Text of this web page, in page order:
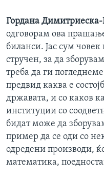
Гордана Димитриеска-
одговорам ова
биланси. Јас сум човек
стручен, за да
треба да ги
предвид каква е
државата, и со каков
институции со
бидат може да
пример да се оди со
одредени производи,
математика,